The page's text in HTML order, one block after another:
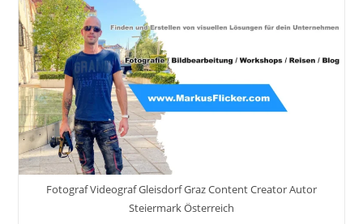
Warum
Echte
Bilder
Mehr
Vertrauen
Schaffen
Fotograf Videograf Gleisdorf Graz Content Creator Autor
Steiermark Österreich